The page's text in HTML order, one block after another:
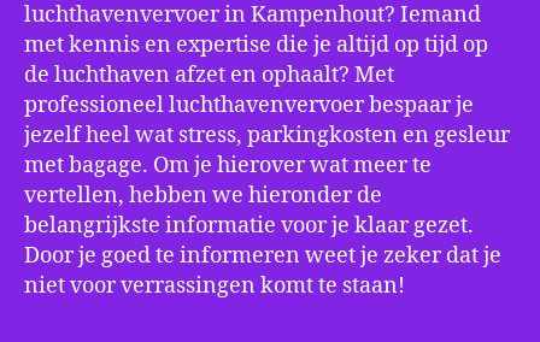
luchthavenvervoer in Kampenhout? Iemand
met kennis en expertise die je altijd op tijd op
de luchthaven afzet en ophaalt? Met
professioneel luchthavenvervoer bespaar je
jezelf heel wat stress, parkingkosten en gesleur
met bagage. Om je hierover wat meer te
vertellen, hebben we hieronder de
belangrijkste informatie voor je klaar gezet.
Door je goed te informeren weet je zeker dat je
niet voor verrassingen komt te staan!